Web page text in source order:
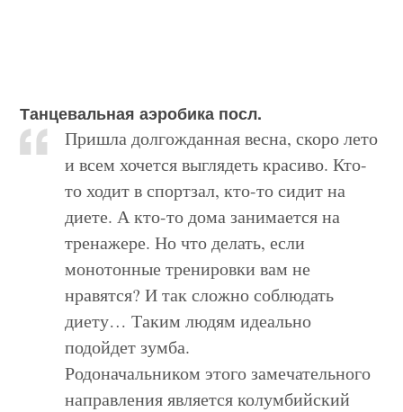
Танцевальная аэробика посл.
Пришла долгожданная весна, скоро лето
и всем хочется выглядеть красиво. Кто-
то ходит в спортзал, кто-то сидит на
диете. А кто-то дома занимается на
тренажере. Но что делать, если
монотонные тренировки вам не
нравятся? И так сложно соблюдать
диету… Таким людям идеально
подойдет зумба.
Родоначальником этого замечательного
направления является колумбийский